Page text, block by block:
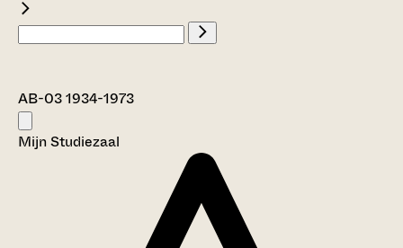
AB-03 1934-1973
Mijn Studiezaal